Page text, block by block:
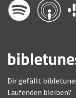
Dir gefällt
Laufenden bleiben?